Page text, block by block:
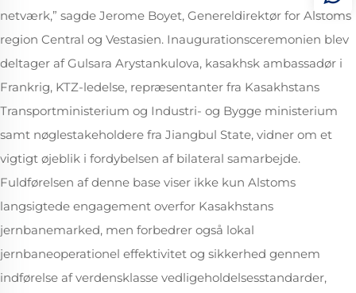
netværk,” sagde Jerome Boyet, Genereldirektør for Alstoms
region Central og Vestasien. Inaugurationsceremonien blev
deltager af Gulsara Arystankulova, kasakhsk ambassadør i
Frankrig, KTZ-ledelse, repræsentanter fra Kasakhstans
Transportministerium og Industri- og Bygge ministerium
samt nøglestakeholdere fra Jiangbul State, vidner om et
vigtigt øjeblik i fordybelsen af bilateral samarbejde.
Fuldførelsen af denne base viser ikke kun Alstoms
langsigtede engagement overfor Kasakhstans
jernbanemarked, men forbedrer også lokal
jernbaneoperationel effektivitet og sikkerhed gennem
indførelse af verdensklasse vedligeholdelsesstandarder,